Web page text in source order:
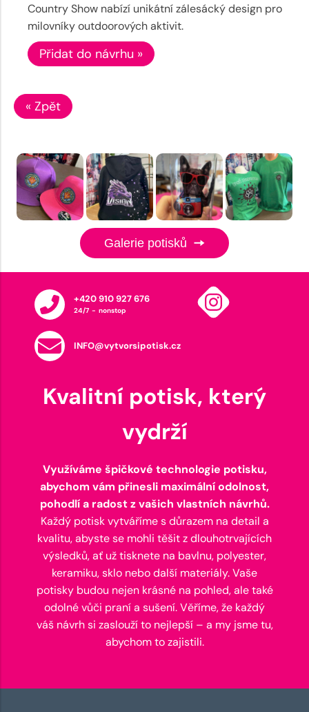
Country Show nabízí unikátní zálesácký design pro
milovníky outdoorových aktivit.
Přidat do návrhu »
« Zpět
Galerie potisků
+420 910 927 676
24/7 - nonstop
INFO@vytvorsipotisk.cz
Kvalitní potisk, který
vydrží
Využíváme špičkové technologie potisku,
abychom vám přinesli maximální odolnost,
pohodlí a radost z vašich vlastních návrhů.
Každý potisk vytváříme s důrazem na detail a
kvalitu, abyste se mohli těšit z dlouhotrvajících
výsledků, ať už tisknete na bavlnu, polyester,
keramiku, sklo nebo další materiály. Vaše
potisky budou nejen krásné na pohled, ale také
odolné vůči praní a sušení. Věříme, že každý
váš návrh si zaslouží to nejlepší – a my jsme tu,
abychom to zajistili.